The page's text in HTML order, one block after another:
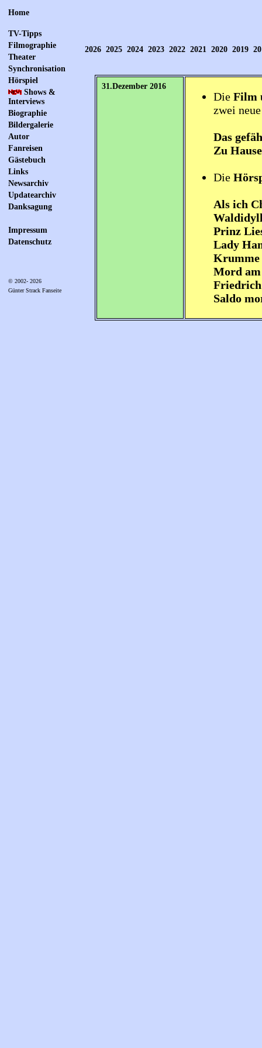
Home
TV-Tipps
Filmographie
Theater
Synchronisation
Hörspiel
Shows &
Interviews
Biographie
Bildergalerie
Autor
Fanreisen
Gästebuch
Links
Newsarchiv
Updatearchiv
Danksagung
Impressum
Datenschutz
© 2002- 2026
Günter Strack Fanseite
2026 2025 2024 2023 2022 2021 2020 2019
31.Dezember 2016
Die Film
zwei
Das
Zu Hause
Die
Als ich
Prinz
Lady
Krumme
Mord
Saldo